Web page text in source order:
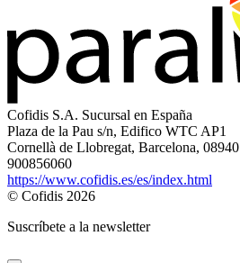
Cofidis S.A. Sucursal en España
Plaza de la Pau s/n, Edifico WTC AP1
Cornellà de Llobregat, Barcelona, 08940
900856060
https://www.cofidis.es/es/index.html
© Cofidis 2026
Suscríbete a la newsletter